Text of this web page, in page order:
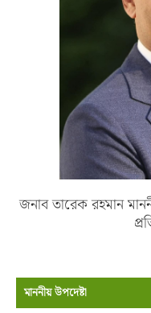
জনাব তারেক রহমান
মাননীয় উপদেষ্টা